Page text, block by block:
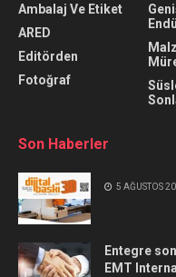
Ambalaj Ve Etiket
ARED
Editörden
Fotoğraf
Son Haberler
5 AĞUSTOS
Entegre
EMT